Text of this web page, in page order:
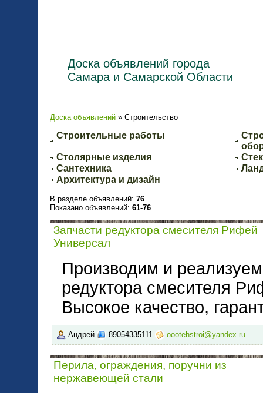
Доска объявлений города
Самара и Самарской Области
Доска объявлений » Строительство
Строительные работы
Столярные изделия
Сантехника
Архитектура и дизайн
В разделе объявлений: 76
Показано объявлений: 61-76
Запчасти редуктора смесителя Рифей
Универсал
Производим и
редуктора смесителя
Высокое качество,
Андрей 89054335111 oootehstroi@yandex.ru
Перила, ограждения, поручни из
нержавеющей стали